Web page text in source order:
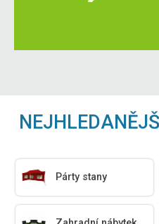
Párty stany